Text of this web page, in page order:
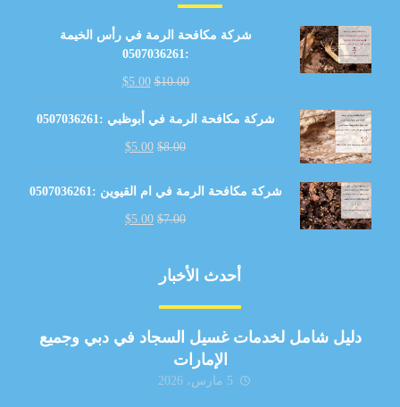
شركة مكافحة الرمة في رأس الخيمة
:0507036261
$10.00
$5.00
شركة مكافحة الرمة في أبوظبي :0507036261
$8.00
$5.00
شركة مكافحة الرمة في ام القيوين :0507036261
$7.00
$5.00
أحدث الأخبار
دليل شامل لخدمات غسيل السجاد في دبي وجميع
الإمارات
5 مارس، 2026